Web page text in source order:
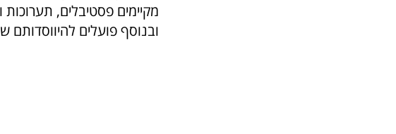
מקיימים פסטיבלים, תערוכות
ובנוסף פועלים